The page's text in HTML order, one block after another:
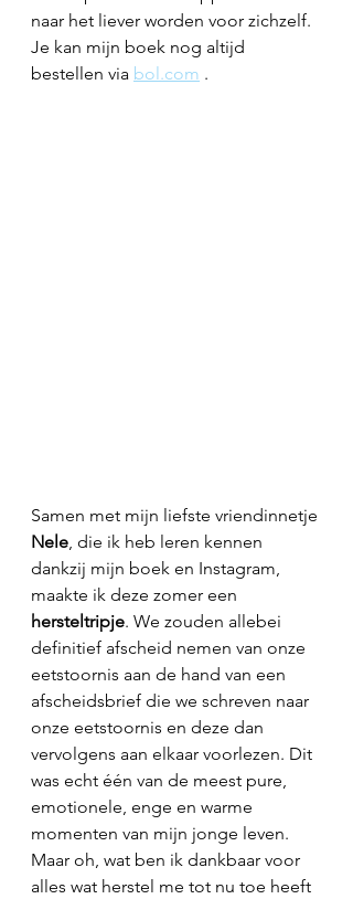
naar het liever worden voor zichzelf.
Je kan mijn boek nog altijd
bestellen via bol.com .
Samen met mijn liefste vriendinnetje
Nele, die ik heb leren kennen
dankzij mijn boek en Instagram,
maakte ik deze zomer een
hersteltripje. We zouden allebei
definitief afscheid nemen van onze
eetstoornis aan de hand van een
afscheidsbrief die we schreven naar
onze eetstoornis en deze dan
vervolgens aan elkaar voorlezen. Dit
was echt één van de meest pure,
emotionele, enge en warme
momenten van mijn jonge leven.
Maar oh, wat ben ik dankbaar voor
alles wat herstel me tot nu toe heeft